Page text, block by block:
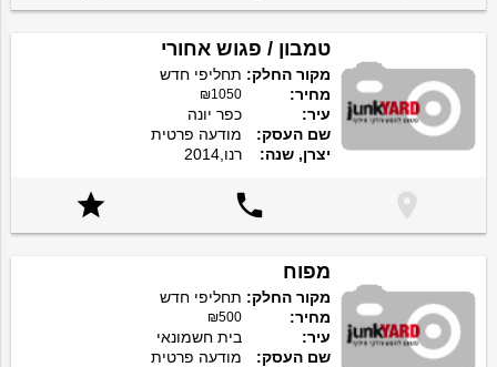
טמבון / פגוש אחורי
מקור החלק: תחליפי חדש
מחיר:
₪1050
עיר:
כפר יונה
שם העסק:
מודעה פרטית
יצרן, שנה:
רנו,2014



מפוח
מקור החלק: תחליפי חדש
מחיר:
₪500
עיר:
בית חשמונאי
שם העסק:
מודעה פרטית